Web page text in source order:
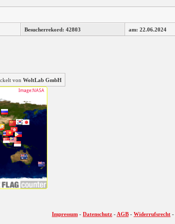
Besucherrekord: 42803 am: 22.06.2024
von WoltLab GmbH
Impressum - Datenschutz - AGB - Widerrufsrecht -